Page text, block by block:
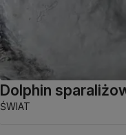
Dolphin
ŚWIAT